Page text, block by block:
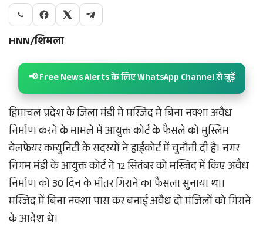
HNN/शिमला
📢 Free News Alerts के लिए WhatsApp Channel से जुड़ें
हिमाचल प्रदेश के जिला मंडी में मस्जिद में बिना नक्शा अवैध
निर्माण करने के मामले में आयुक्त कोर्ट के फैसले को मुस्लिम
वेलफेयर कम्युनिटी के सदस्यों ने हाईकोर्ट में चुनौती दी है। नगर
निगम मंडी के आयुक्त कोर्ट ने 12 सितंबर को मस्जिद में किए अवैध
निर्माण को 30 दिन के भीतर गिराने का फैसला सुनाया था।
मस्जिद में बिना नक्शा पास कर बनाई अवैध दो मंजिलों को गिराने
के आदेश थे।